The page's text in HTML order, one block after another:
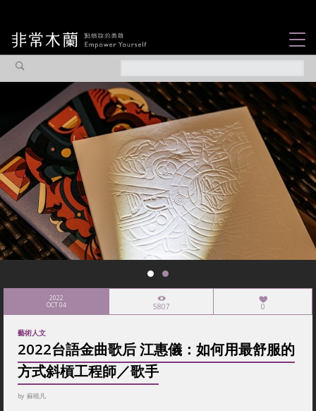
觀點專欄
焦點企劃
社會企業
認識我們
2022
OCT 04 5807 0
藝術人文
2022台語金曲歌后 江惠儀：如何用最舒服的
方式斜槓工程師／歌手
by 蘇曉凡